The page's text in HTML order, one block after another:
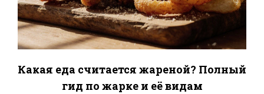
Какая еда считается жареной? Полный
гид по жарке и её видам